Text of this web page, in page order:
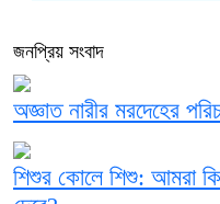
জনপ্রিয় সংবাদ
অজ্ঞাত নারীর মরদেহের
শিশুর কোলে শিশু: আমরা